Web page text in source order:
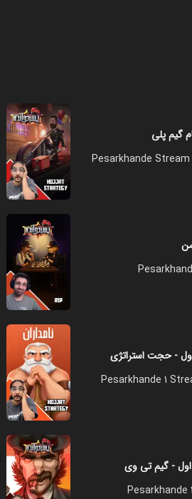
گیم پلی
Pesarkhande
- حجت استراتژی
Pesarkhande 1
- گیم تی وی
Pesarkhande